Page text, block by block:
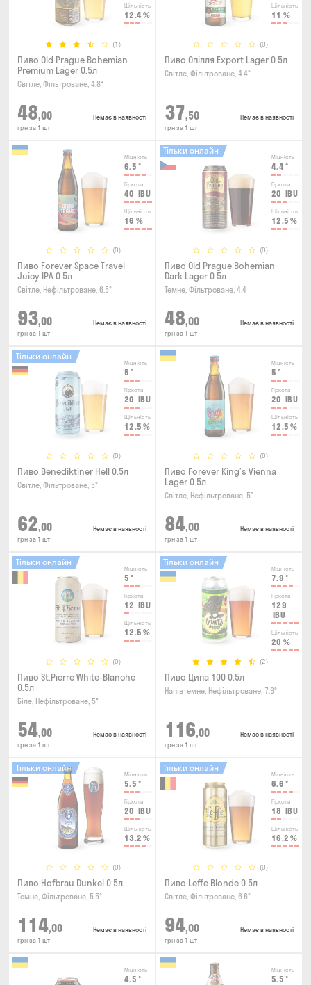
Щільність
12.4 %
(1)
Пиво Old Prague Bohemian
Premium Lager 0.5л
Світле, Фільтроване, 4.8°
48,00
грн за 1 шт
Немає в наявності
Щільність
11 %
(0)
Пиво Опілля Export Lager 0.5л
Світле, Фільтроване, 4.4°
37,50
грн за 1 шт
Немає в наявності
Міцність
6.5 °
Гіркота
40 IBU
Щільність
16 %
(0)
Пиво Forever Space Travel
Juicy IPA 0.5л
Світле, Нефільтроване, 6.5°
93,00
грн за 1 шт
Немає в наявності
Міцність
4.4 °
Гіркота
20 IBU
Щільність
12.5 %
(0)
Тільки онлайн
Пиво Old Prague Bohemian
Dark Lager 0.5л
Темне, Фільтроване, 4.4
48,00
грн за 1 шт
Немає в наявності
Міцність
5 °
Гіркота
20 IBU
Щільність
12.5 %
(0)
Тільки онлайн
Пиво Benediktiner Hell 0.5л
Світле, Фільтроване, 5°
62,00
грн за 1 шт
Немає в наявності
Міцність
5 °
Гіркота
20 IBU
Щільність
12.5 %
(0)
Пиво Forever King’s Vienna
Lager 0.5л
Світле, Нефільтроване, 5°
84,00
грн за 1 шт
Немає в наявності
Міцність
5 °
Гіркота
12 IBU
Щільність
12.5 %
(0)
Тільки онлайн
Пиво St.Pierre White-Blanche
0.5л
Біле, Нефільтроване, 5°
54,00
грн за 1 шт
Немає в наявності
Міцність
7.9 °
Гіркота
129
IBU
Щільність
20 %
(2)
Тільки онлайн
Пиво Ципа 100 0.5л
Напівтемне, Нефільтроване, 7.9°
116,00
грн за 1 шт
Немає в наявності
Міцність
5.5 °
Гіркота
20 IBU
Щільність
13.2 %
(0)
Тільки онлайн
Пиво Hofbrau Dunkel 0.5л
Темне, Фільтроване, 5.5°
114,00
грн за 1 шт
Немає в наявності
Міцність
6.6 °
Гіркота
18 IBU
Щільність
16.2 %
(0)
Тільки онлайн
Пиво Leffe Blonde 0.5л
Світле, Фільтроване, 6.6°
94,00
грн за 1 шт
Немає в наявності
Міцність
4.5 °
Міцність
5.5 °